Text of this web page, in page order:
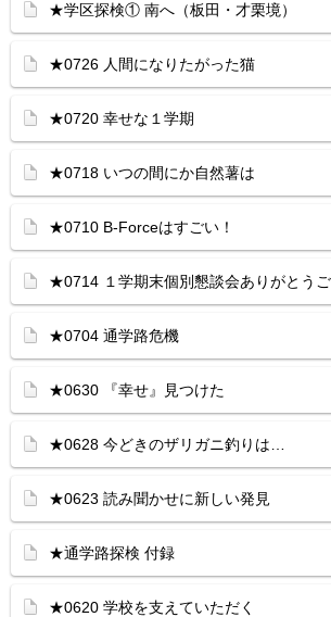
★学区探検① 南へ（板田・才栗境）
★0726 人間になりたがった猫
★0720 幸せな１学期
★0718 いつの間にか自然薯は
★0710 B-Forceはすごい！
★0714 １学期末個別懇談会ありがとう
★0704 通学路危機
★0630 『幸せ』見つけた
★0628 今どきのザリガニ釣りは…
★0623 読み聞かせに新しい発見
★通学路探検 付録
★0620 学校を支えていただく